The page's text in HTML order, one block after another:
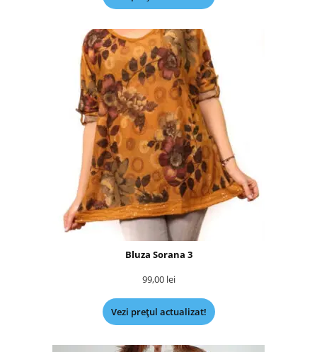
Bluza Sorana 3
99,00 lei
Vezi prețul actualizat!